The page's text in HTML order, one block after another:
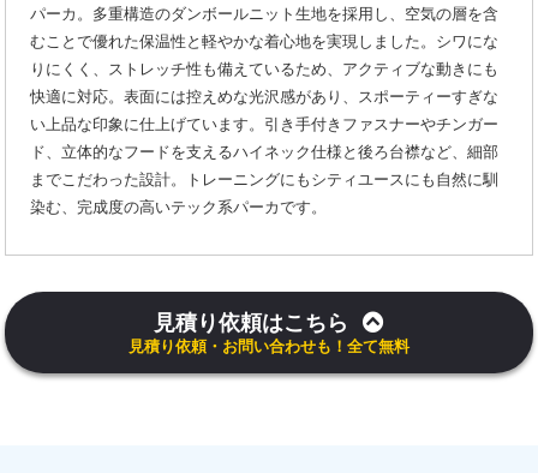
パーカ。多重構造のダンボールニット生地を採用し、空気の層を含
むことで優れた保温性と軽やかな着心地を実現しました。シワにな
りにくく、ストレッチ性も備えているため、アクティブな動きにも
快適に対応。表面には控えめな光沢感があり、スポーティーすぎな
い上品な印象に仕上げています。引き手付きファスナーやチンガー
ド、立体的なフードを支えるハイネック仕様と後ろ台襟など、細部
までこだわった設計。トレーニングにもシティユースにも自然に馴
染む、完成度の高いテック系パーカです。
見積り依頼はこちら
見積り依頼・お問い合わせも！全て無料